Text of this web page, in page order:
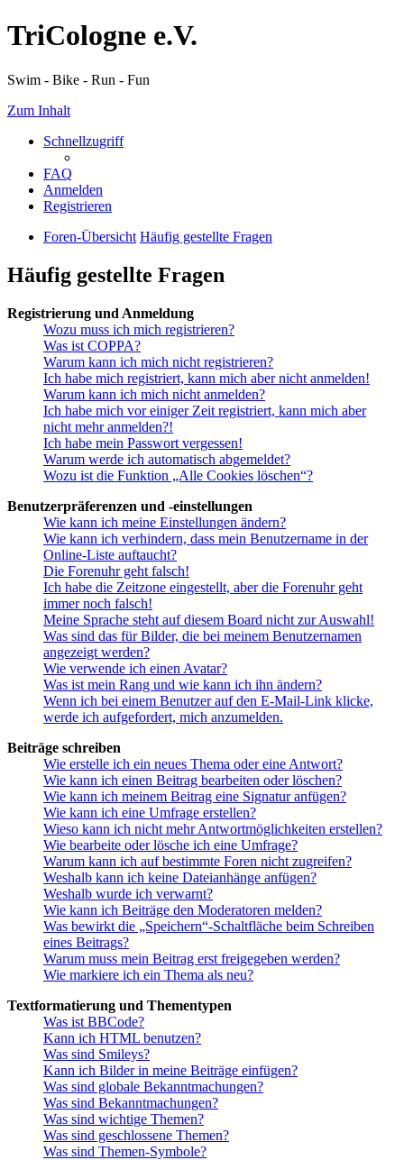
TriCologne e.V.
Swim - Bike - Run - Fun
Zum Inhalt
Schnellzugriff
FAQ
Anmelden
Registrieren
Foren-Übersicht Häufig gestellte Fragen
Häufig gestellte Fragen
Registrierung und Anmeldung
Wozu muss ich mich registrieren?
Was ist COPPA?
Warum kann ich mich nicht registrieren?
Ich habe mich registriert, kann mich aber nicht anmelden!
Warum kann ich mich nicht anmelden?
Ich habe mich vor einiger Zeit registriert, kann mich aber
nicht mehr anmelden?!
Ich habe mein Passwort vergessen!
Warum werde ich automatisch abgemeldet?
Wozu ist die Funktion „Alle Cookies löschen“?
Benutzerpräferenzen und -einstellungen
Wie kann ich meine Einstellungen ändern?
Wie kann ich verhindern, dass mein Benutzername in der
Online-Liste auftaucht?
Die Forenuhr geht falsch!
Ich habe die Zeitzone eingestellt, aber die Forenuhr geht
immer noch falsch!
Meine Sprache steht auf diesem Board nicht zur Auswahl!
Was sind das für Bilder, die bei meinem Benutzernamen
angezeigt werden?
Wie verwende ich einen Avatar?
Was ist mein Rang und wie kann ich ihn ändern?
Wenn ich bei einem Benutzer auf den E-Mail-Link klicke,
werde ich aufgefordert, mich anzumelden.
Beiträge schreiben
Wie erstelle ich ein neues Thema oder eine Antwort?
Wie kann ich einen Beitrag bearbeiten oder löschen?
Wie kann ich meinem Beitrag eine Signatur anfügen?
Wie kann ich eine Umfrage erstellen?
Wieso kann ich nicht mehr Antwortmöglichkeiten erstellen?
Wie bearbeite oder lösche ich eine Umfrage?
Warum kann ich auf bestimmte Foren nicht zugreifen?
Weshalb kann ich keine Dateianhänge anfügen?
Weshalb wurde ich verwarnt?
Wie kann ich Beiträge den Moderatoren melden?
Was bewirkt die „Speichern“-Schaltfläche beim Schreiben
eines Beitrags?
Warum muss mein Beitrag erst freigegeben werden?
Wie markiere ich ein Thema als neu?
Textformatierung und Thementypen
Was ist BBCode?
Kann ich HTML benutzen?
Was sind Smileys?
Kann ich Bilder in meine Beiträge einfügen?
Was sind globale Bekanntmachungen?
Was sind Bekanntmachungen?
Was sind wichtige Themen?
Was sind geschlossene Themen?
Was sind Themen-Symbole?